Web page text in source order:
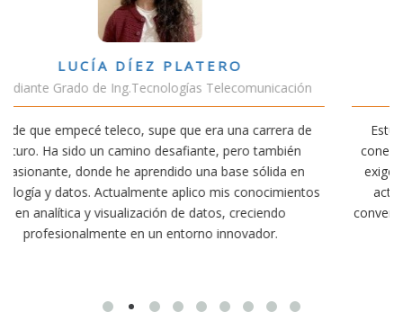
de
VÍCTOR SÁNCHEZ VALENCIA
Estudiante Doble Grado Teleco-ADE
Estudiar teleco me ha permitido comprender cómo la
conectividad afecta nuestra vida diaria. Aunque la
exige esfuerzo, he dedicado parte de mi tiempo a otras
actividades como el salvamento y socorrismo. Estoy
convencido de que elegir teleco ha sido una de las
decisiones que he tomado.